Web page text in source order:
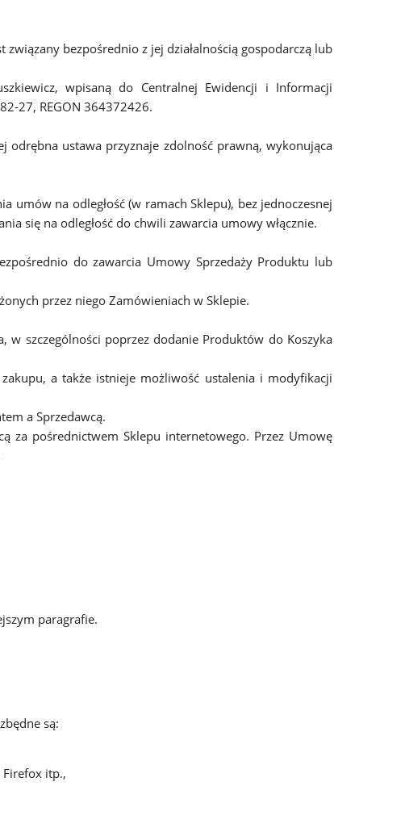
bezpośrednio z jej działalnością gospodarczą lub
wpisaną do Centralnej Ewidencji i Informacji
27, REGON 364372426.
odrębna ustawa przyznaje zdolność prawną, wykonująca
umów na odległość (w ramach Sklepu), bez jednoczesnej
się na odległość do chwili zawarcia umowy włącznie.
do zawarcia Umowy Sprzedaży Produktu lub
przez niego Zamówieniach w Sklepie.
szczególności poprzez dodanie Produktów do Koszyka
a także istnieje możliwość ustalenia i modyfikacji
a Sprzedawcą.
za pośrednictwem Sklepu internetowego. Przez Umowę
paragrafie.
są:
itp.,